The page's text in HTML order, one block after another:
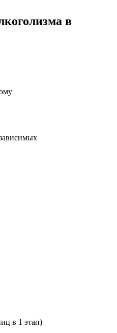
в
в 1 этап)